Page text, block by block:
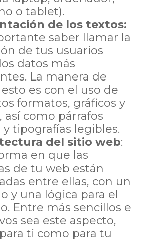
o tablet).
de los textos:
saber llamar la
de tus usuarios
datos más
La manera de
es con el uso de
formatos, gráficos y
así como párrafos
y tipografías legibles.
del sitio web:
en que las
de tu web están
entre ellas, con un
y una lógica para el
Entre más sencillos e
sea este aspecto,
ti como para tu